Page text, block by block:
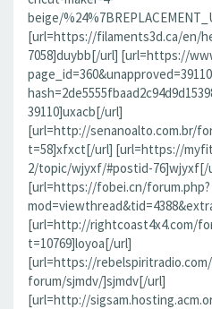
beige/
[url=https://filaments3d.ca/en/
7058]duybb[/url] [url=https://
39110]uxacb[/url]
[url=http://senanoalto.com.br/
t=58]xfxct[/url] [url=https://
2/topic/wjyxf/#postid-76]wjyxf[/
[url=https://fobei.cn/forum.php?
[url=http://rightcoast4x4.com/
t=10769]loyoa[/url]
[url=https://
forum/sjmdv/]sjmdv[/url]
[url=http://